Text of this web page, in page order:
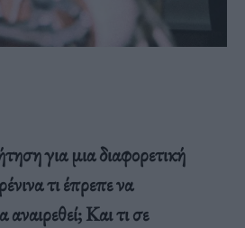
για μια διαφορετική
τι έπρεπε να
Και τι σε